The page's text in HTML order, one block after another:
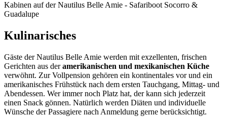
Kabinen auf der Nautilus Belle Amie - Safariboot Socorro &
Guadalupe
Kulinarisches
Gäste der Nautilus Belle Amie werden mit exzellenten, frischen
Gerichten aus deramerikanischen und mexikanischen Küche
verwöhnt. Zur Vollpension gehören ein kontinentales vor und ein
amerikanisches Frühstück nach dem ersten Tauchgang, Mittag- und
Abendessen. Wer immer noch Platz hat, der kann sich jederzeit
einen Snack gönnen. Natürlich werden Diäten und individuelle
Wünsche der Passagiere nach Anmeldung gerne berücksichtigt.